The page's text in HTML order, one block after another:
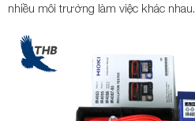
nhiều môi trường làm việc khác nhau.